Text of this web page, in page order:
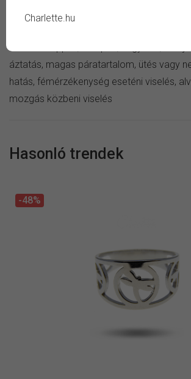
Charlette.hu
Anyag:nemesacél
Kerüld:
áztatás, magas páratartalom, ütés vagy
hatás, fémérzékenység eseténi viselés,
mozgás közbeni viselés
Hasonló trendek
-48%